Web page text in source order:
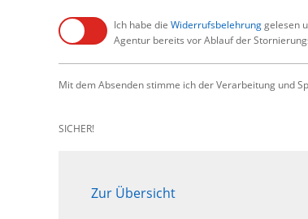
Ich habe die Widerrufsbelehrunggelesen
Agentur bereits vor Ablauf der
Mit dem Absenden stimme ich der Verarbeitung und
SICHER!
Zur Übersicht